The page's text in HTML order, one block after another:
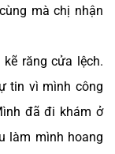
mà chị nhận
răng cửa lệch.
tin vì mình công
đã đi khám ở
làm mình hoang